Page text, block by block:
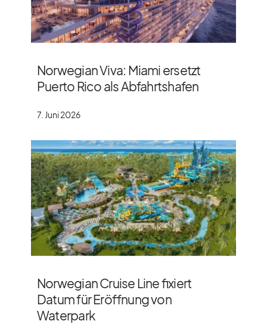
Norwegian Viva: Miami ersetzt
Puerto Rico als Abfahrtshafen
7. Juni 2026
Norwegian Cruise Line fixiert
Datum für Eröffnung von
Waterpark